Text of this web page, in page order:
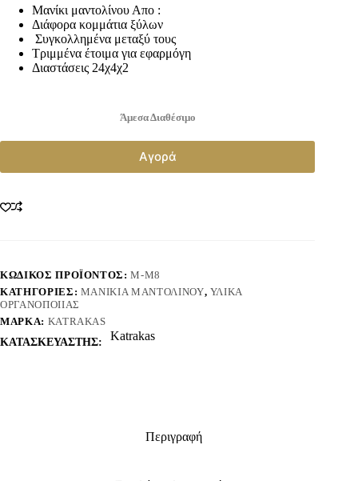
Μανίκι μαντολίνου Απο :
Διάφορα κομμάτια ξύλων
Συγκολλημένα μεταξύ τους
Τριμμένα έτοιμα για εφαρμόγη
Διαστάσεις 24χ4χ2
Άμεσα Διαθέσιμο
Αγορά
ΚΩΔΙΚΌΣ ΠΡΟΪΌΝΤΟΣ:Μ-Μ8
ΚΑΤΗΓΟΡΊΕΣ: ΜΑΝΊΚΙΑ ΜΑΝΤΟΛΊΝΟΥ, ΥΛΙΚΆ
ΟΡΓΑΝΟΠΟΙΙΑΣ
ΜΆΡΚΑ: KATRAKAS
ΚΑΤΑΣΚΕΥΑΣΤΗΣ:
Katrakas
Περιγραφή